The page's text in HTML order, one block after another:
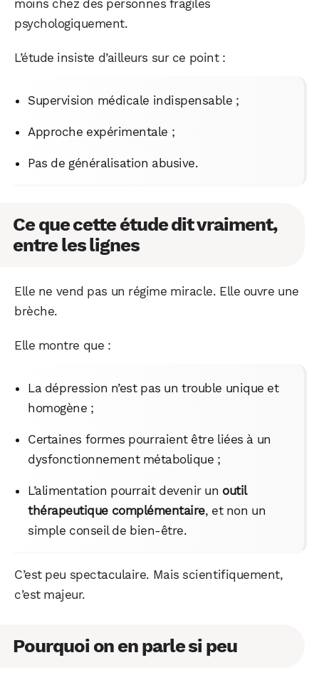
moins chez des personnes fragiles
psychologiquement.
L’étude insiste d’ailleurs sur ce point :
Supervision médicale indispensable ;
Approche expérimentale ;
Pas de généralisation abusive.
Ce que cette étude dit vraiment,
entre les lignes
Elle ne vend pas un régime miracle. Elle ouvre une
brèche.
Elle montre que :
La dépression n’est pas un trouble unique et
homogène ;
Certaines formes pourraient être liées à un
dysfonctionnement métabolique ;
L’alimentation pourrait devenir un outil
thérapeutique complémentaire, et non un
simple conseil de bien-être.
C’est peu spectaculaire. Mais scientifiquement,
c’est majeur.
Pourquoi on en parle si peu